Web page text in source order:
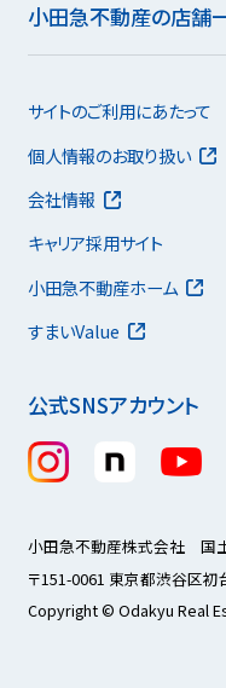
小田急不動産の店舗
公式SNSアカウント
サイトのご利用にあたって
個人情報のお取り扱い
会社情報
キャリア採用サイト
小田急不動産ホーム
すまいValue
小田急不動産株式会社 国
〒151-0061 東京都渋谷区
Copyright © Odakyu Real